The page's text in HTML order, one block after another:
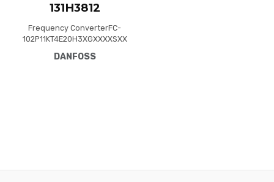
131H3812
Frequency ConverterFC-
102P11KT4E20H3XGXXXXSXX
Drive FC-102(P11K) 11 KW / 15
DANFOSS